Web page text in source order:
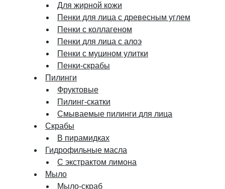
Для жирной кожи
Пенки для лица с древесным углем
Пенки с коллагеном
Пенки для лица с алоэ
Пенки с муцином улитки
Пенки-скрабы
Пилинги
Фруктовые
Пилинг-скатки
Смываемые пилинги для лица
Скрабы
В пирамидках
Гидрофильные масла
С экстрактом лимона
Мыло
Мыло-скраб